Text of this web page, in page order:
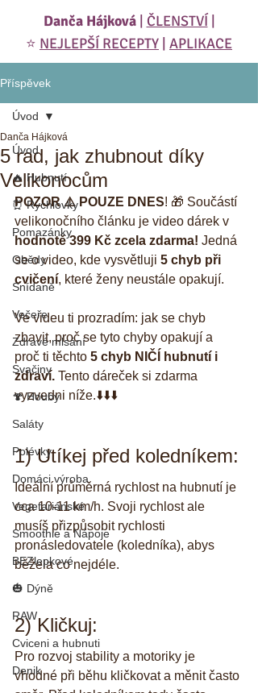
Danča Hájková| ČLENSTVÍ
⭐️ NEJLEPŠÍ RECEPTY APLIKACE
Příspěvek
Úvod
🔥 Hubnutí
⏰ Rychlovky
Pomazánky
Obědy
Snídaně
Večeře
Zdravé mlsání
Svačiny
🍄 Houby
Saláty
Polévky
Domáci výroba
Vegetariánské
Smoothie a Nápoje
BEZlepkové
🎃 Dýně
RAW
Cviceni a hubnuti
Denik
Úvod
5 rad, jak zhubnout díky
Velikonocům
Danča Hájková
POZOR ⚠️ POUZE DNES! 🎁 Součástí
velikonočního článku je video dárek v
hodnotě 399 Kč zcela zdarma! Jedná
se o video, kde vysvětluji 5 chyb při
cvičení, které ženy neustále opakují.
Ve videu ti prozradím: jak se chyb
zbavit, proč se tyto chyby opakují a
proč ti těchto 5 chyb NIČÍ hubnutí i
zdraví. Tento dáreček si zdarma
vyzvedni níže.⬇️⬇️⬇️
1) Utíkej před koledníkem:
Ideální průměrná rychlost na hubnutí je
cca 10-11 km/h. Svoji rychlost ale
musíš přizpůsobit rychlosti
pronásledovatele (koledníka), abys
běžela co nejdéle.
2) Kličkuj:
Pro rozvoj stability a motoriky je
vhodné při běhu kličkovat a měnit často